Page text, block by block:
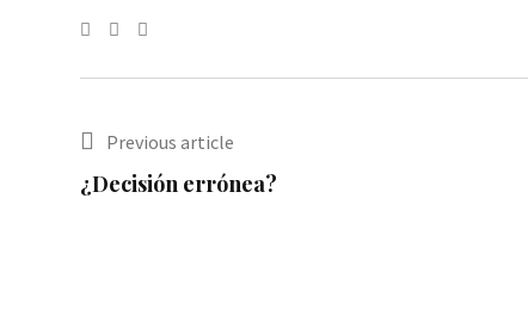
Previous article
¿Decisión errónea?